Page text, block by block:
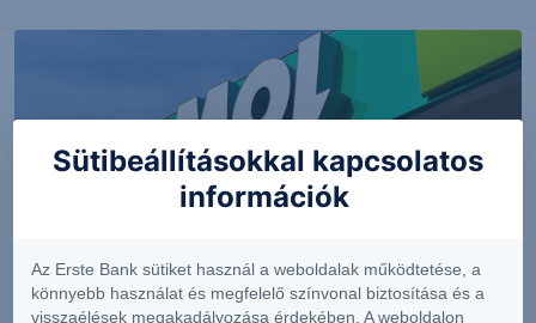
PIACI HÍREK
Sütibeállításokkal kapcsolatos
információk
Az Erste Bank sütiket használ a weboldalak működtetése, a
könnyebb használat és megfelelő színvonal biztosítása és a
visszaélések megakadályozása érdekében. A weboldalon